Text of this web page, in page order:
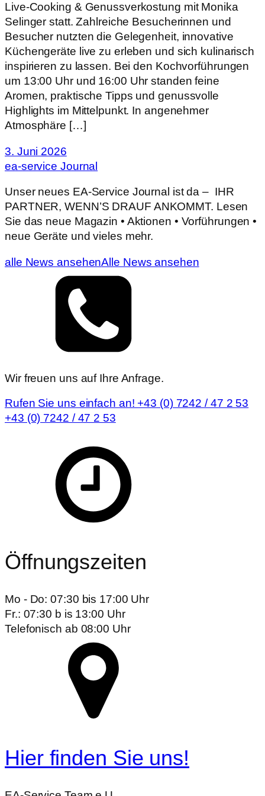
Live-Cooking & Genussverkostung mit Monika
Selinger statt. Zahlreiche Besucherinnen und
Besucher nutzten die Gelegenheit, innovative
Küchengeräte live zu erleben und sich kulinarisch
inspirieren zu lassen. Bei den Kochvorführungen
um 13:00 Uhr und 16:00 Uhr standen feine
Aromen, praktische Tipps und genussvolle
Highlights im Mittelpunkt. In angenehmer
Atmosphäre […]
3. Juni 2026
ea-service Journal
Unser neues EA-Service Journal ist da – IHR
PARTNER, WENN’S DRAUF ANKOMMT. Lesen
Sie das neue Magazin • Aktionen • Vorführungen •
neue Geräte und vieles mehr.
alle News ansehenAlle News ansehen
Wir freuen uns auf Ihre Anfrage.
Rufen Sie uns einfach an! +43 (0) 7242 / 47 2 53
+43 (0) 7242 / 47 2 53
Öffnungszeiten
Mo - Do: 07:30 bis 17:00 Uhr
Fr.: 07:30 b is 13:00 Uhr
Telefonisch ab 08:00 Uhr
Hier finden Sie uns!